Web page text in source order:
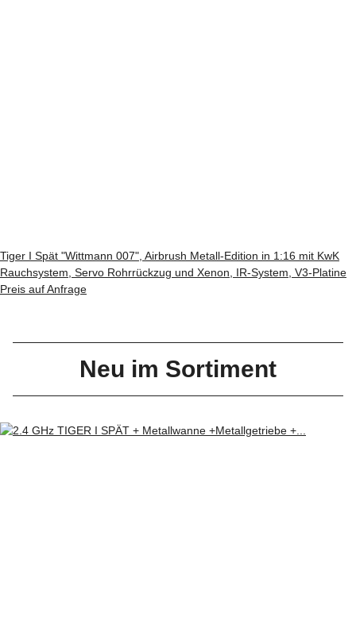
Tiger I Spät "Wittmann 007", Airbrush Metall-Edition in 1:16 mit KwK
Rauchsystem, Servo Rohrrückzug und Xenon, IR-System, V3-Platine
Preis auf Anfrage
Neu im Sortiment